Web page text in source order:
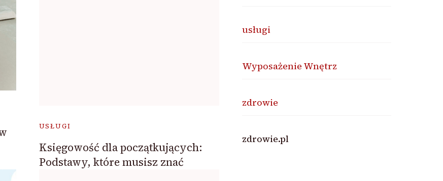
USŁUGI
Księgowość dla początkujących:
Podstawy, które musisz znać
usługi
Wyposażenie Wnętrz
zdrowie
zdrowie.pl